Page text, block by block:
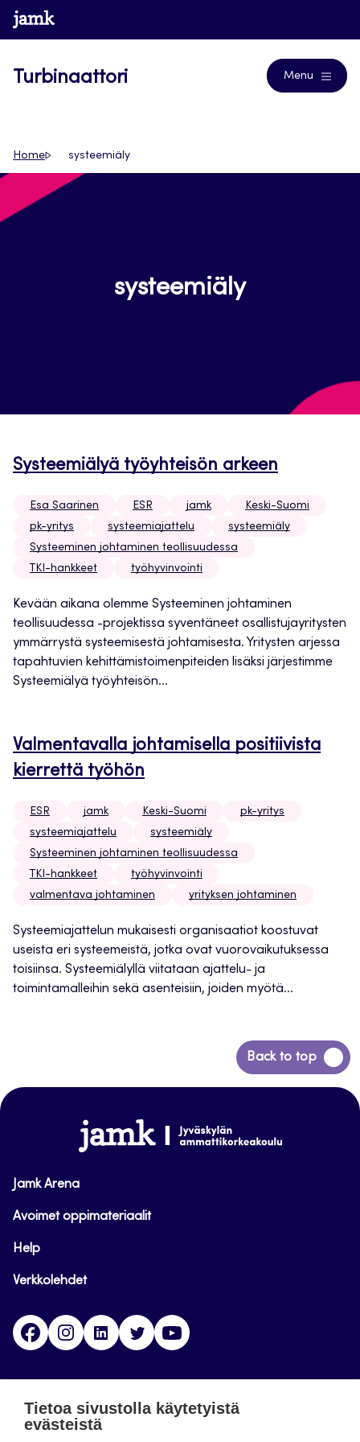
Siirry
suoraan
www.jamk.fi
Turbinaattori Menu
Home systeemiäly
systeemiäly
Systeemiälyä työyhteisön arkeen
Esa Saarinen ESR jamk
Keski-Suomi
pk-yritys
systeemiajattelu
systeemiäly
Systeeminen johtaminen teollisuudessa
TKI-hankkeet
työhyvinvointi
Kevään aikana olemme Systeeminen johtaminen
teollisuudessa -projektissa syventäneet osallistujayritysten
ymmärrystä systeemisestä johtamisesta. Yritysten arjessa
tapahtuvien kehittämistoimenpiteiden lisäksi järjestimme
Systeemiälyä työyhteisön...
Valmentavalla johtamisella positiivista
kierrettä työhön
ESR jamk Keski-Suomi
pk-yritys
systeemiajattelu
systeemiäly
Systeeminen johtaminen teollisuudessa
TKI-hankkeet
työhyvinvointi
valmentava johtaminen
yrityksen johtaminen
Systeemiajattelun mukaisesti organisaatiot koostuvat
useista eri systeemeistä, jotka ovat vuorovaikutuksessa
toisiinsa. Systeemiälyllä viitataan ajattelu- ja
toimintamalleihin sekä asenteisiin, joiden myötä...
Back to top
Siirry
takaisin
www.jamk.fi
Jamk Arena
Avoimet oppimateriaalit
Help
Verkkolehdet
FacebookInstagramLinkedinTwitter
Tietoa sivustolla käytetyistä
evästeistä